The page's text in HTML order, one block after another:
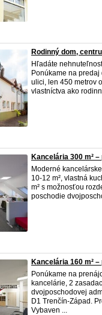
Rodinný dom,
Hľadáte
Ponúkame na
ulici, len 450 metrov
vlastníctva ako
Kancelária 300 m²
Moderné kancelárske
10-12 m², vlastná
m² s možnosťou
poschodie
Kancelária 160 m²
Ponúkame na
kancelárie, 2
dvojposchodovej
D1 Trenčín-Západ.
Vybaven ...